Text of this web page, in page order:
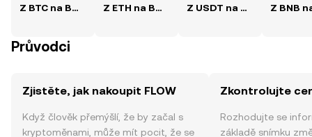
Z BTC na BWP Z ETH na BWP Z USDT na BWP
Průvodci
Zjistěte, jak nakoupit FLOW
Když člověk přemýšlí, že by začal s
kryptoměnami, může mít pocit, že se
Zkontrolujte
Rozhodujte se
základě snímku